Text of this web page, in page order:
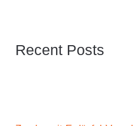
Recent Posts